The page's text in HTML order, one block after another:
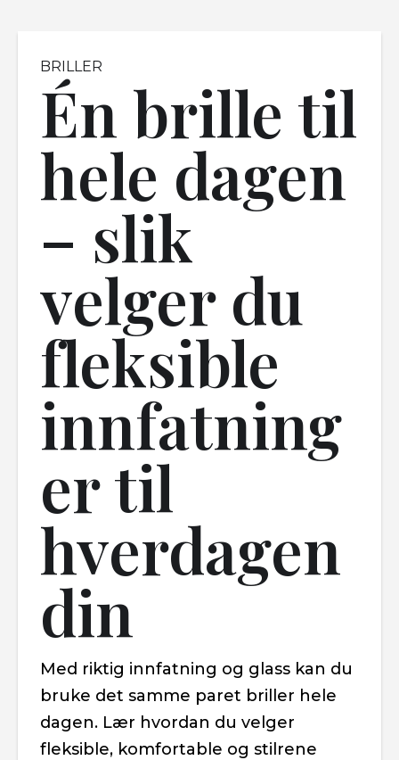
Én brille til
hele dagen
– slik
velger du
fleksible
innfatning
er til
hverdagen
din
BRILLER
Med riktig innfatning og glass kan du
bruke det samme paret briller hele
dagen. Lær hvordan du velger
fleksible, komfortable og stilrene